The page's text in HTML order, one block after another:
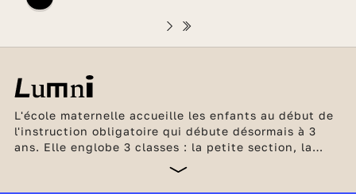
L'école maternelle accueille les enfants au début de
l'instruction obligatoire qui débute désormais à 3
ans. Elle englobe 3 classes : la petite section, la